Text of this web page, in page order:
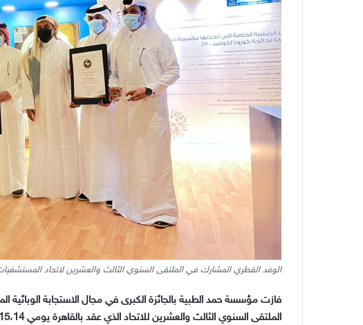
الوفد القطري المشارك في الملتقى السنوي الثالث والعشرين لاتحاد
فازت مؤسسة حمد الطبية بالجائزة الكبرى في مجال الاستجابة الوبائية
الملتقى السنوي الثالث والعشرين للاتحاد الذي عقد بالقاهرة يومي15 ،14